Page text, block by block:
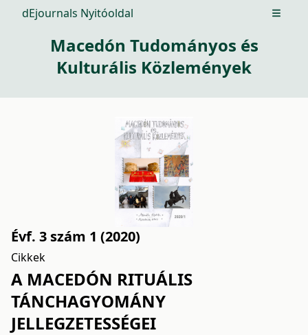
dEjournals Nyitóoldal Open
Macedón Tudományos és
Kulturális Közlemények
Évf. 3 szám 1 (2020)
Cikkek
A MACEDÓN RITUÁLIS
TÁNCHAGYOMÁNY
JELLEGZETESSÉGEI